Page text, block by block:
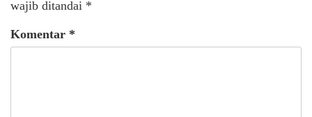
wajib ditandai *
Komentar *